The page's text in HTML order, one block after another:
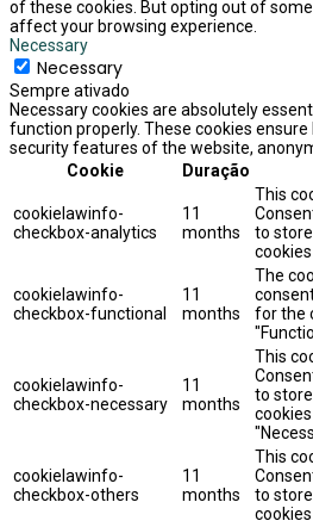
of these cookies. But opting out of
affect your browsing experience.
Necessary
Necessary
Sempre ativado
Necessary cookies are absolutely
function properly. These cookies
security features of the website,
Cookie
Duração
cookielawinfo-
checkbox-analytics
11
months
This
to
cookielawinfo-
checkbox-functional
11
months
The
for the
cookielawinfo-
checkbox-necessary
11
months
This
to
cookielawinfo-
checkbox-others
11
months
This
to